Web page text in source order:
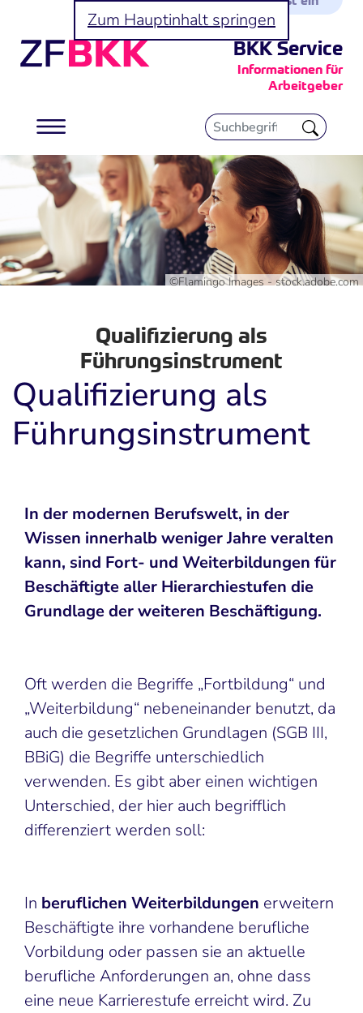
Zum Hauptinhalt springen
BKK Service
Informationen für
Arbeitgeber
©Flamingo Images - stock.adobe.com
Qualifizierung als
Führungsinstrument
Qualifizierung als
Führungsinstrument
In der modernen Berufswelt, in der
Wissen innerhalb weniger Jahre veralten
kann, sind Fort- und Weiterbildungen für
Beschäftigte aller Hierarchiestufen die
Grundlage der weiteren Beschäftigung.
Oft werden die Begriffe „Fortbildung“ und
„Weiterbildung“ nebeneinander benutzt, da
auch die gesetzlichen Grundlagen (SGB III,
BBiG) die Begriffe unterschiedlich
verwenden. Es gibt aber einen wichtigen
Unterschied, der hier auch begrifflich
differenziert werden soll:
In beruflichen Weiterbildungen erweitern
Beschäftigte ihre vorhandene berufliche
Vorbildung oder passen sie an aktuelle
berufliche Anforderungen an, ohne dass
eine neue Karrierestufe erreicht wird. Zu